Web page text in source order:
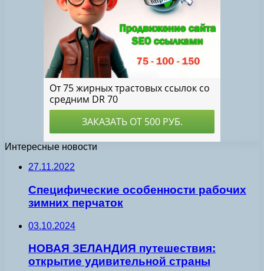
Интересные новости
27.11.2022
Специфические особенности рабочих
зимних перчаток
03.10.2024
НОВАЯ ЗЕЛАНДИЯ путешествия:
открытие удивительной страны